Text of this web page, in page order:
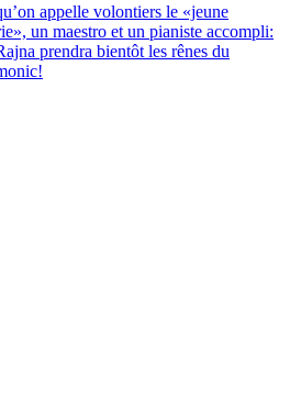
appelle volontiers le «jeune
un maestro et un pianiste accompli:
prendra bientôt les rênes du